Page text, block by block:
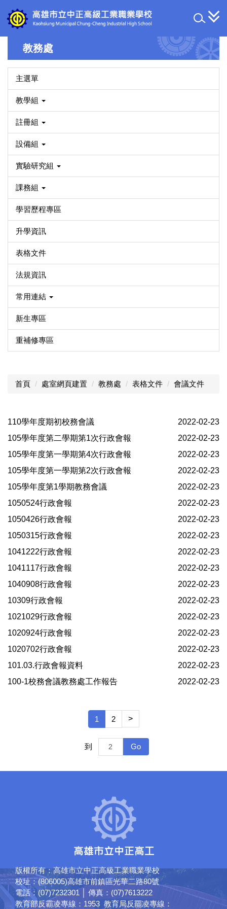
到
主
教務處
主選單
教學組
註冊組
設備組
實驗研究組
課務組
學習歷程專區
升學資訊
表格文件
法規資訊
常用連結
新生專區
重補修專區
首頁 處室網頁建置 教務處 表格文件 會議文件
110學年度期初校務會議
2022-02-23
105學年度第二學期第1次行政會報
2022-02-23
105學年度第一學期第4次行政會報
2022-02-23
105學年度第一學期第2次行政會報
2022-02-23
105學年度第1學期教務會議
2022-02-23
1050524行政會報
2022-02-23
1050426行政會報
2022-02-23
1050315行政會報
2022-02-23
1041222行政會報
2022-02-23
1041117行政會報
2022-02-23
1040908行政會報
2022-02-23
10309行政會報
2022-02-23
1021029行政會報
2022-02-23
1020924行政會報
2022-02-23
1020702行政會報
2022-02-23
101.03.行政會報資料
2022-02-23
100-1校務會議教務處工作報告
2022-02-23
1 2 >
到 Go
版權所有：高雄市立中正高級工業職業學校
校址：(806005)高雄市前鎮區光華二路80號
電話：(07)7232301 │ 傳真：(07)7613222
教育部反霸凌專線：1953 教育局反罷凌專線：